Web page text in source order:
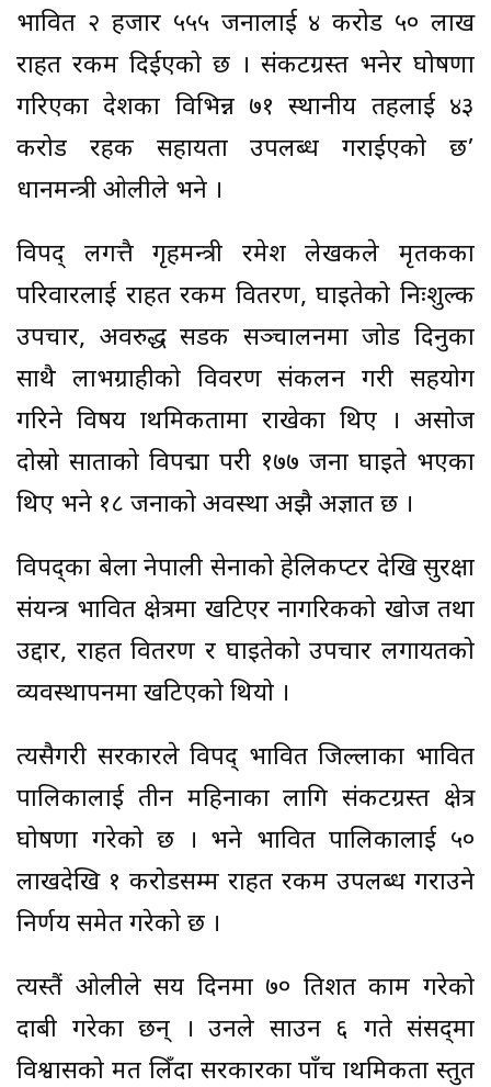
प्रभावित २ हजार ५५५ जनालाई ४ करोड ५० लाख
राहत रकम दिईएको छ । संकटग्रस्त भनेर घोषणा
गरिएका देशका विभिन्न ७१ स्थानीय तहलाई ४३
करोड रहक सहायता उपलब्ध गराईएको छ’
प्रधानमन्त्री ओलीले भने ।
विपद् लगत्तै गृहमन्त्री रमेश लेखकले मृतकका
परिवारलाई राहत रकम वितरण, घाइतेको निःशुल्क
उपचार, अवरुद्ध सडक सञ्चालनमा जोड दिनुका
साथै लाभग्राहीको विवरण संकलन गरी सहयोग
गरिने विषय प्राथमिकतामा राखेका थिए । असोज
दोस्रो साताको विपद्मा परी १७७ जना घाइते भएका
थिए भने १८ जनाको अवस्था अझै अज्ञात छ ।
विपद्का बेला नेपाली सेनाको हेलिकप्टर देखि सुरक्षा
संयन्त्र प्रभावित क्षेत्रमा खटिएर नागरिकको खोज तथा
उद्दार, राहत वितरण र घाइतेको उपचार लगायतको
व्यवस्थापनमा खटिएको थियो ।
त्यसैगरी सरकारले विपद् प्रभावित जिल्लाका प्रभावित
पालिकालाई तीन महिनाका लागि संकटग्रस्त क्षेत्र
घोषणा गरेको छ । भने प्रभावित पालिकालाई ५०
लाखदेखि १ करोडसम्म राहत रकम उपलब्ध गराउने
निर्णय समेत गरेको छ ।
त्यस्तैं ओलीले सय दिनमा ७० प्रतिशत काम गरेको
दाबी गरेका छन् । उनले साउन ६ गते संसद्‌‌मा
विश्वासको मत लिँदा सरकारका पाँच प्राथमिकता प्रस्तुत